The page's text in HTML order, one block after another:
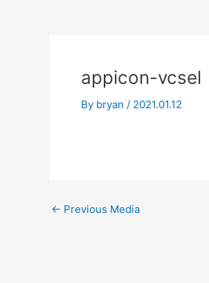
appicon-vcsel
By bryan / 2021.01.12
← Previous Media